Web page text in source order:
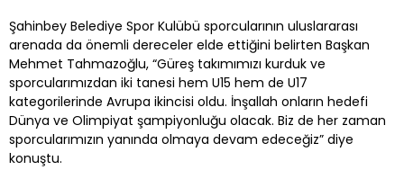
Şahinbey Belediye Spor Kulübü sporcularının uluslararası
arenada da önemli dereceler elde ettiğini belirten Başkan
Mehmet Tahmazoğlu, “Güreş takımımızı kurduk ve
sporcularımızdan iki tanesi hem U15 hem de U17
kategorilerinde Avrupa ikincisi oldu. İnşallah onların hedefi
Dünya ve Olimpiyat şampiyonluğu olacak. Biz de her zaman
sporcularımızın yanında olmaya devam edeceğiz” diye
konuştu.